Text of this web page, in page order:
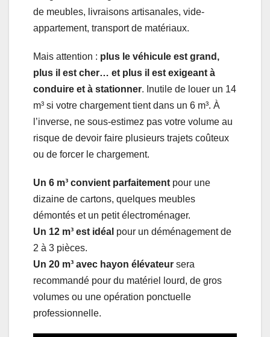
de meubles, livraisons artisanales, vide-
appartement, transport de matériaux.
Mais attention : plus le véhicule est grand,
plus il est cher… et plus il est exigeant à
conduire et à stationner. Inutile de louer un 14
m³ si votre chargement tient dans un 6 m³. À
l’inverse, ne sous-estimez pas votre volume au
risque de devoir faire plusieurs trajets coûteux
ou de forcer le chargement.
Un 6 m³ convient parfaitementpour une
dizaine de cartons, quelques meubles
démontés et un petit électroménager.
Un 12 m³ est idéal pour un déménagement de
2 à 3 pièces.
Un 20 m³ avec hayon élévateur sera
recommandé pour du matériel lourd, de gros
volumes ou une opération ponctuelle
professionnelle.